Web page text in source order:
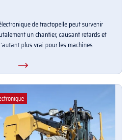
de tractopelle peut survenir
un chantier, causant retards et
plus vrai pour les machines